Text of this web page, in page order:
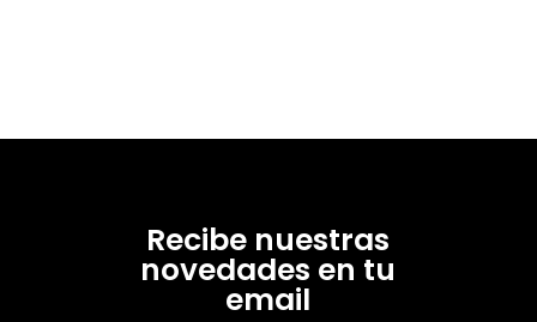
Recibe nuestras
novedades en tu
email